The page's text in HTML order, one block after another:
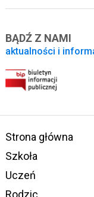
BĄDŹ Z NAMI
aktualności i
Strona główna
Szkoła
Uczeń